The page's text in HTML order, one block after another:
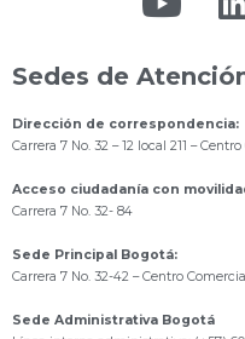
Sedes de
Dirección de correspondencia:
Carrera 7 No. 32 – 12 local 211 – Centro
Acceso ciudadanía con
Carrera 7 No. 32- 84
Sede Principal Bogotá:
Carrera 7 No. 32-42 – Centro
Sede Administrativa Bogotá